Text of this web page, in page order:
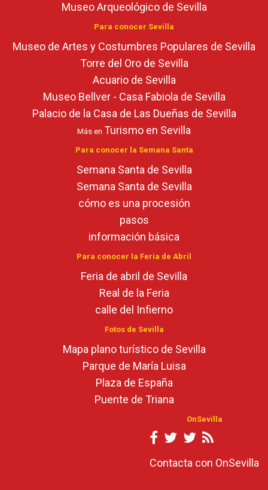
Museo Arqueológico de Sevilla
Para conocer Sevilla
Museo de Artes y Costumbres Populares de Sevilla
Torre del Oro de Sevilla
Acuario de Sevilla
Museo Bellver - Casa Fabiola de Sevilla
Palacio de la Casa de Las Dueñas de Sevilla
Más en Turismo en Sevilla
Para conocer la Semana Santa
Semana Santa de Sevilla
Semana Santa de Sevilla
cómo es una procesión
pasos
información básica
Para conocer la Feria de Abril
Feria de abril de Sevilla
Real de la Feria
calle del Infierno
Fotos de Sevilla
Mapa plano turístico de Sevilla
Parque de María Luisa
Plaza de España
Puente de Triana
OnSevilla
Contacta con OnSevilla